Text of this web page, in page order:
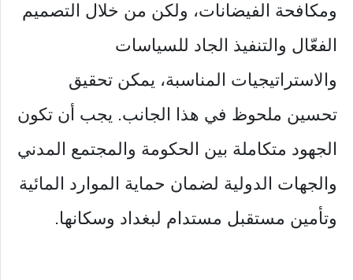
ومكافحة الفيضانات، ولكن من خلال التصميم
الفعّال والتنفيذ الجاد للسياسات
والاستراتيجيات المناسبة، يمكن تحقيق
تحسين ملحوظ في هذا الجانب. يجب أن تكون
الجهود متكاملة بين الحكومة والمجتمع المدني
والجهات الدولية لضمان حماية الموارد المائية
وتأمين مستقبل مستدام لبغداد وسكانها.